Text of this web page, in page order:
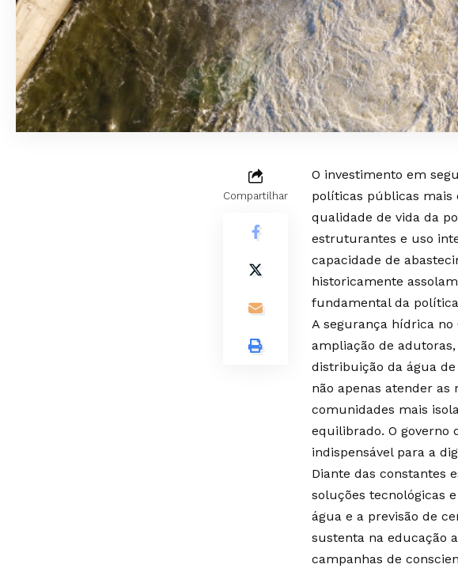
Compartilhar
O investimento em
políticas públicas mais
qualidade de vida da
estruturantes e uso
capacidade de
historicamente
fundamental da
A segurança hídrica
ampliação de
distribuição da água
não apenas atender
comunidades mais
equilibrado. O governo
indispensável para a
Diante das constantes
soluções tecnológicas
água e a previsão de
sustenta na educação
campanhas de